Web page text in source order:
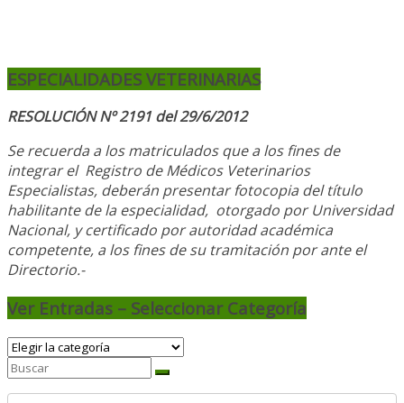
ESPECIALIDADES VETERINARIAS
RESOLUCIÓN Nº 2191 del 29/6/2012
Se recuerda a los matriculados que a los fines de
integrar el Registro de Médicos Veterinarios
Especialistas, deberán presentar fotocopia del título
habilitante de la especialidad, otorgado por Universidad
Nacional, ycertificado por autoridad académica
competente, a los fines de su tramitación por ante el
Directorio.-
Ver Entradas – Seleccionar Categoría
Ver
Entradas
–